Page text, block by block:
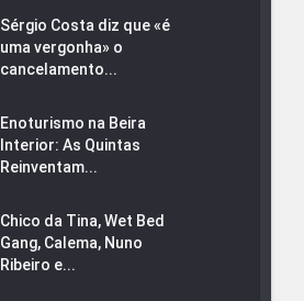
Sérgio Costa diz que «é
uma vergonha» o
cancelamento...
Enoturismo na Beira
Interior: As Quintas
Reinventam...
Chico da Tina, Wet Bed
Gang, Calema, Nuno
Ribeiro e...